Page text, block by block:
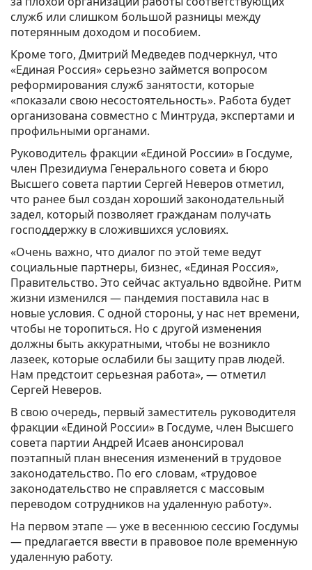
служб или слишком большой разницы между
потерянным доходом и пособием.
Кроме того, Дмитрий Медведев подчеркнул, что
«Единая Россия» серьезно займется вопросом
реформирования служб занятости, которые
«показали свою несостоятельность». Работа будет
организована совместно с Минтруда, экспертами и
профильными органами.
Руководитель фракции «Единой России» в Госдуме,
член Президиума Генерального совета и бюро
Высшего совета партии Сергей Неверов отметил,
что ранее был создан хороший законодательный
задел, который позволяет гражданам получать
господдержку в сложившихся условиях.
«Очень важно, что диалог по этой теме ведут
социальные партнеры, бизнес, «Единая Россия»,
Правительство. Это сейчас актуально вдвойне. Ритм
жизни изменился — пандемия поставила нас в
новые условия. С одной стороны, у нас нет времени,
чтобы не торопиться. Но с другой изменения
должны быть аккуратными, чтобы не возникло
лазеек, которые ослабили бы защиту прав людей.
Нам предстоит серьезная работа», — отметил
Сергей Неверов.
В свою очередь, первый заместитель руководителя
фракции «Единой России» в Госдуме, член Высшего
совета партии Андрей Исаев анонсировал
поэтапный план внесения изменений в трудовое
законодательство. По его словам, «трудовое
законодательство не справляется с массовым
переводом сотрудников на удаленную работу».
На первом этапе — уже в весеннюю сессию Госдумы
— предлагается ввести в правовое поле временную
удаленную работу.